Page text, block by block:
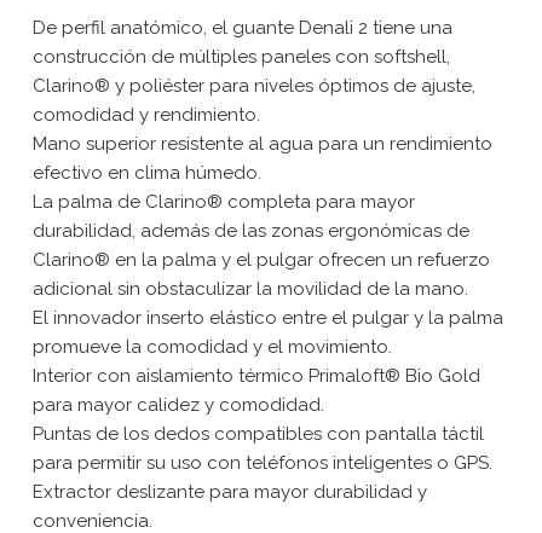
De perfil anatómico, el guante Denali 2 tiene una
construcción de múltiples paneles con softshell,
Clarino® y poliéster para niveles óptimos de ajuste,
comodidad y rendimiento.
Mano superior resistente al agua para un rendimiento
efectivo en clima húmedo.
La palma de Clarino® completa para mayor
durabilidad, además de las zonas ergonómicas de
Clarino® en la palma y el pulgar ofrecen un refuerzo
adicional sin obstaculizar la movilidad de la mano.
El innovador inserto elástico entre el pulgar y la palma
promueve la comodidad y el movimiento.
Interior con aislamiento térmico Primaloft® Bio Gold
para mayor calidez y comodidad.
Puntas de los dedos compatibles con pantalla táctil
para permitir su uso con teléfonos inteligentes o GPS.
Extractor deslizante para mayor durabilidad y
conveniencia.